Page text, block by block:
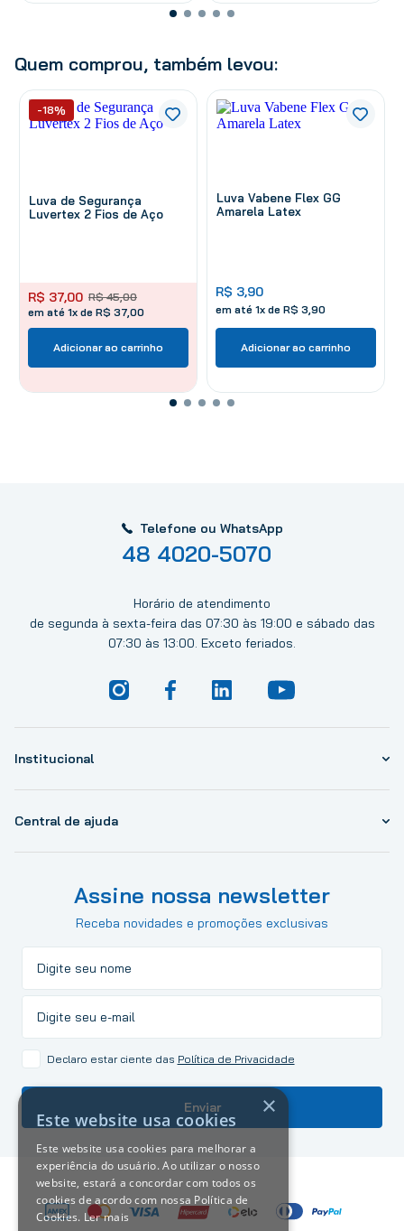
Quem comprou, também levou:
Luva de Segurança
Luvertex 2 Fios de Aço
R$ 45,00
R$ 37,00
em até 1x de R$ 37,00
-18%
Adicionar ao carrinho
Luva Vabene Flex GG
Amarela Latex
R$ 3,90
em até 1x de R$ 3 90
Adicionar ao carrinho
Telefone ou WhatsApp
48 4020-5070
Horário de atendimento
de segunda à sexta-feira das 07:30 às 19:00 e sábado das
07:30 às 13:00. Exceto feriados.
Institucional
Central de ajuda
Assine nossa newsletter
Receba novidades e promoções exclusivas
Declaro estar ciente das Política de Privacidade
Enviar ×
Este website usa cookies
Este website usa cookies para melhorar a
experiência do usuário. Ao utilizar o nosso
website, estará a concordar com todos os
cookies de acordo com nossa Política de
Cookies. Ler mais